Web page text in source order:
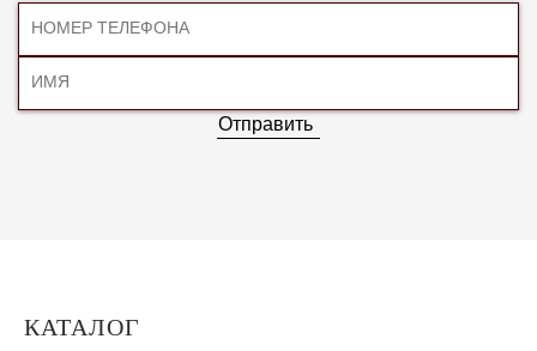
Отправить
КАТАЛОГ